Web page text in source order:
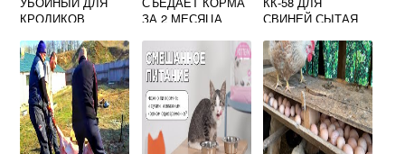
КРОЛИКОВ
ЗА 2 МЕСЯЦА
СВИНЕЙ СЫТАЯ
СОСТАВ